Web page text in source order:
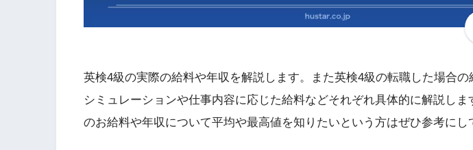
英検4級の実際の給料や年収を解説します。また英検4級の転職した場合の
シミュレーションや仕事内容に応じた給料などそれぞれ具体的に解説しま
のお給料や年収について平均や最高値を知りたいという方はぜひ参考にし